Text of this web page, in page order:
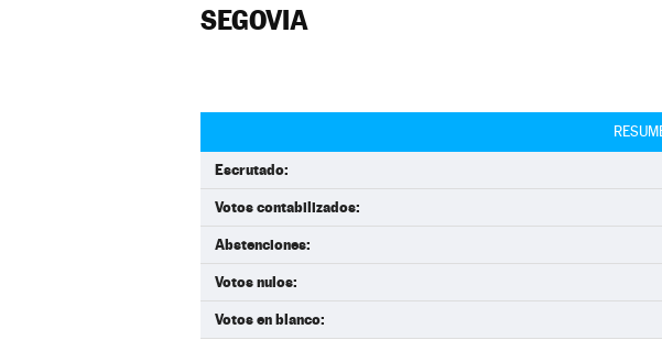
SEGOVIA
Escrutado:
Votos contabilizados:
Abstenciones:
Votos nulos:
Votos en blanco: